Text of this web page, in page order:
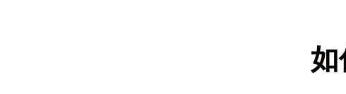
如